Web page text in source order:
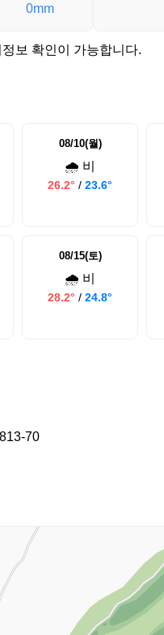
0mm
보 확인이 가능합니다.
08/10(월)
🌧️ 비
26.2° / 23.6°
08/15(토)
🌧️ 비
28.2° / 24.8°
70